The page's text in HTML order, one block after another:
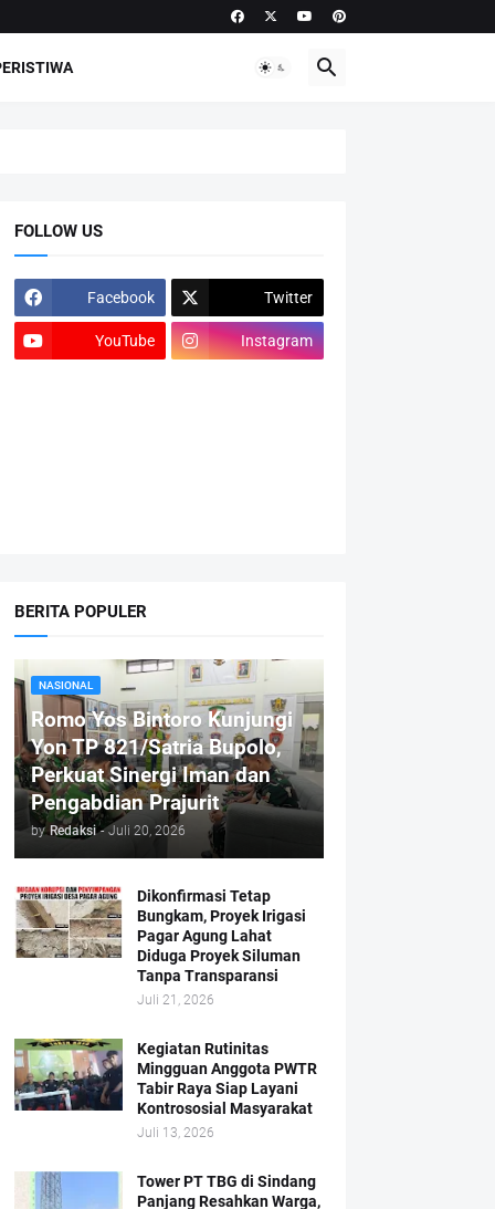
FOLLOW US
Facebook Twitter
YouTube Instagram
BERITA POPULER
NASIONAL
Romo Yos Bintoro Kunjungi
Yon TP 821/Satria Bupolo,
Perkuat Sinergi Iman dan
Pengabdian Prajurit
by Redaksi - Juli 20, 2026
Dikonfirmasi Tetap
Bungkam, Proyek Irigasi
Pagar Agung Lahat
Diduga Proyek Siluman
Tanpa Transparansi
Juli 21, 2026
Kegiatan Rutinitas
Mingguan Anggota PWTR
Tabir Raya Siap Layani
Kontrososial Masyarakat
Juli 13, 2026
Tower PT TBG di Sindang
Panjang Resahkan Warga,